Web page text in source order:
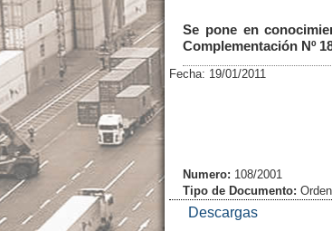
Se pone en
Complementación Nº
Fecha: 19/01/2011
Numero: 108/2001
Tipo de Documento:
Descargas